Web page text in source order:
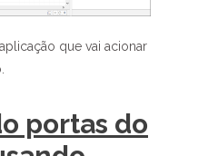
que vai acionar
portas do